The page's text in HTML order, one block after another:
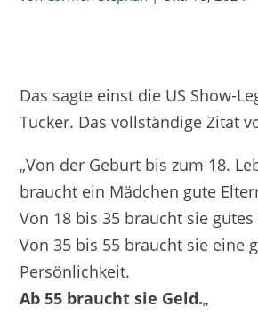
Das sagte einst die US Show-
Tucker. Das vollständige Zitat
„Von der Geburt bis zum 18.
braucht ein Mädchen gute
Von 18 bis 35 braucht sie gutes
Von 35 bis 55 braucht sie eine
Persönlichkeit.
Ab 55 braucht sie Geld.„